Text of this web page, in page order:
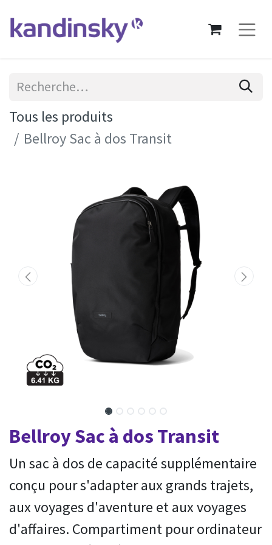
Tous les produits
Bellroy Sac à dos Transit
Bellroy Sac à dos Transit
Un sac à dos de capacité supplémentaire
conçu pour s'adapter aux grands trajets,
aux voyages d'aventure et aux voyages
d'affaires. Compartiment pour ordinateur